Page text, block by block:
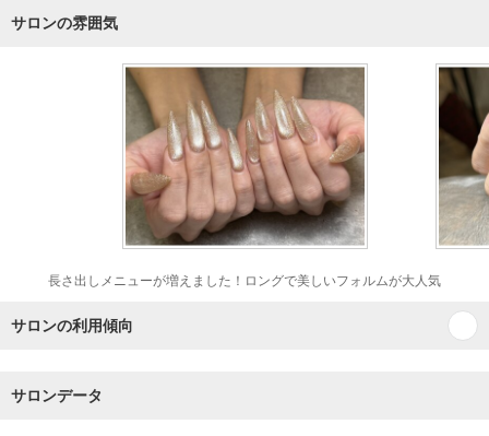
サロンの雰囲気
長さ出しメニューが増えました！ロングで美しいフォルムが大人気
サロンの利用傾向
サロンデータ